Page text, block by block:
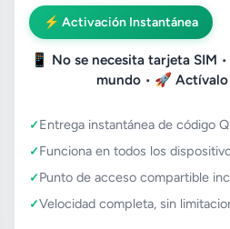
⚡ Activación Instantánea
📱 No se necesita tarjeta SIM
mundo• 🚀 Actívalo
Entrega instantánea de código
Funciona en todos los
Punto de acceso compartible
Velocidad completa, sin